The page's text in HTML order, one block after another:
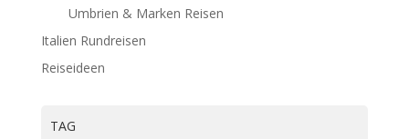
Umbrien & Marken Reisen
Italien Rundreisen
Reiseideen
TAG